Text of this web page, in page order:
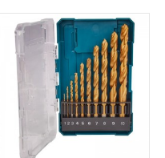
研磨 HSS コバルト ドリル ビ
ット セット (金属ボックス入
り)